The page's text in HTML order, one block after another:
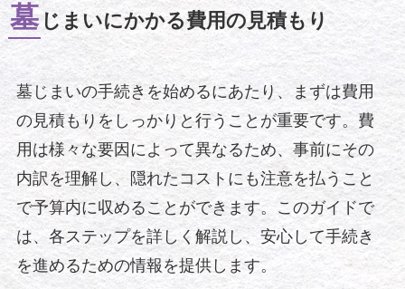
墓じまいにかかる費用の見積もり
墓じまいの手続きを始めるにあたり、まずは費用
の見積もりをしっかりと行うことが重要です。費
用は様々な要因によって異なるため、事前にその
内訳を理解し、隠れたコストにも注意を払うこと
で予算内に収めることができます。このガイドで
は、各ステップを詳しく解説し、安心して手続き
を進めるための情報を提供します。